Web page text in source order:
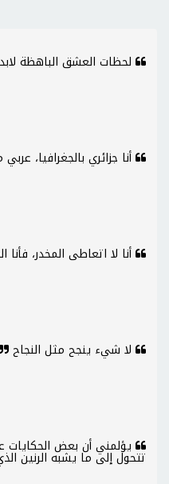
لحظات العشق الباهظة
أنا جزائري بالجغرافيا،
أنا لا اتعاطى المخدر، فأنا
لا شيء ينجح مثل النجاح
يؤلمني أن بعض الحكايات
تتحول إلى ما يشبه الرنين